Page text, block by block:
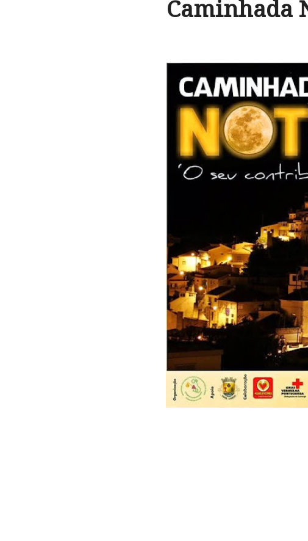
Caminhada